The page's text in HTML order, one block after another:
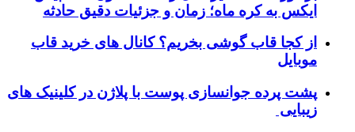
ایکس به کره ماه؛ زمان و جزئیات دقیق حادثه
از کجا قاب گوشی بخریم؟ کانال های خرید قاب
موبایل
پشت پرده جوانسازی پوست با پلاژن در کلینیک های
زیبایی